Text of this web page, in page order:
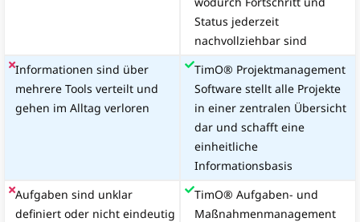
Status jederzeit
nachvollziehbar sind
Informationen sind über
mehrere Tools verteilt und
gehen im Alltag verloren
TimO® Projektmanagement
Software stellt alle Projekte
in einer zentralen Übersicht
dar und schafft eine
einheitliche
Informationsbasis
Aufgaben sind unklar
definiert oder nicht eindeutig
TimO® Aufgaben- und
Maßnahmenmanagement